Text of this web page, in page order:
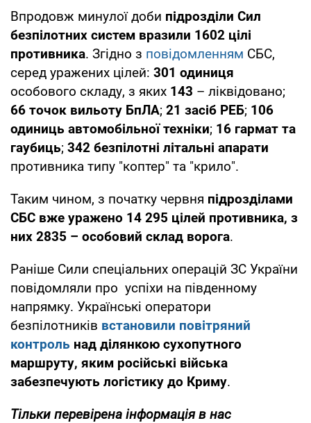
Впродовж минулої доби підрозділи Сил
безпілотних систем вразили 1602 цілі
противника. Згідно з повідомленням СБС,
серед уражених цілей: 301 одиниця
особового складу, з яких 143 – ліквідовано;
66 точок вильоту БпЛА; 21 засіб РЕБ; 106
одиниць автомобільної техніки; 16 гармат та
гаубиць; 342 безпілотні літальні апарати
противника типу "коптер" та "крило".
Таким чином, з початку червня підрозділами
СБС вже уражено 14 295 цілей противника, з
них 2835 – особовий склад ворога.
Раніше Сили спеціальних операцій ЗС України
повідомляли про успіхи на південному
напрямку. Українські оператори
безпілотників встановили повітряний
контроль над ділянкою сухопутного
маршруту, яким російські війська
забезпечують логістику до Криму.
Тільки перевірена інформація в нас